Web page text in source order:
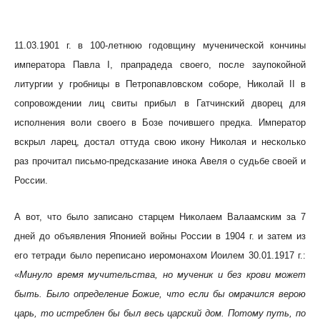
11.03.1901 г. в 100-летнюю годовщину мученической кончины
императора Павла I, прапрадеда своего, после заупокойной
литургии у гробницы в Петропавловском соборе, Николай II в
сопровождении лиц свиты прибыл в Гатчинский дворец для
исполнения воли своего в Бозе почившего предка. Император
вскрыл ларец, достал оттуда свою икону Николая и несколько
раз прочитал письмо-предсказание инока Авеля о судьбе своей и
России.
А вот, что было записано старцем Николаем Валаамским за 7
дней до объявления Японией войны России в 1904 г. и затем из
его тетради было переписано иеромонахом Иоилем 30.01.1917 г.:
«Минуло время мучительства, но мученик и без крови может
быть. Было определение Божие, что если бы омрачился верою
царь, то истреблен бы был весь царский дом. Потому путь, по